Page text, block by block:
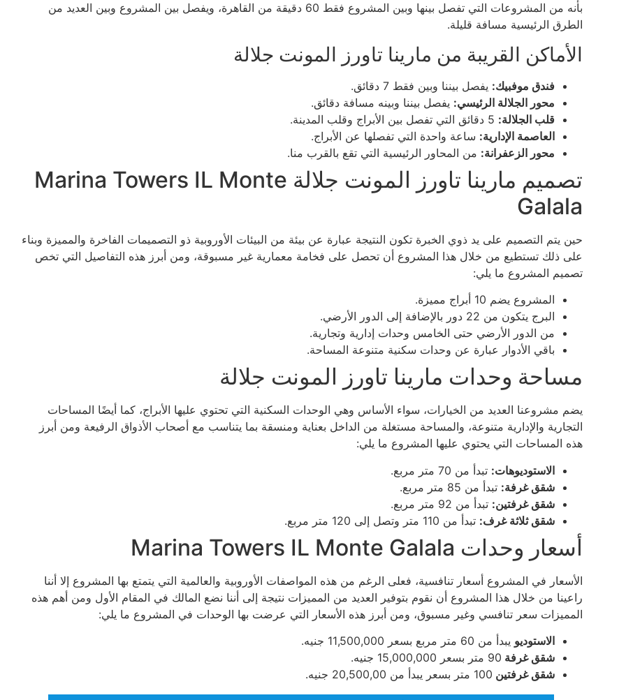
بأنه من المشروعات التي تفصل بينها وبين المشروع فقط 60 دقيقة من القاهرة، ويفصل بين المشروع وبين العديد من
الطرق الرئيسية مسافة قليلة.
الأماكن القريبة من مارينا تاورز المونت جلالة
فندق موفبيك: يفصل بيننا وبين فقط 7 دقائق.
محور الجلالة الرئيسي: يفصل بيننا وبينه مسافة دقائق.
قلب الجلالة:
العاصمة الإدارية: ساعة واحدة التي تفصلها عن الأبراج.
محور الزعفرانة: من المحاور الرئيسية التي تقع بالقرب منا.
تصميم مارينا تاورز المونت جلالة Marina Towers IL Monte
Galala
حين يتم التصميم على يد ذوي الخبرة تكون النتيجة عبارة عن بيئة من البيئات الأوروبية ذو التصميمات الفاخرة والمميزة وبناء
على ذلك تستطيع من خلال هذا المشروع أن تحصل على فخامة معمارية غير مسبوقة، ومن أبرز هذه التفاصيل التي تخص
تصميم المشروع ما يلي:
المشروع يضم 10 أبراج مميزة.
البرج يتكون من 22 دور بالإضافة إلى الدور الأرضي.
من الدور الأرضي حتى الخامس وحدات إدارية وتجارية.
باقي الأدوار عبارة عن وحدات سكنية متنوعة المساحة.
مساحة وحدات مارينا تاورز المونت جلالة
يضم مشروعنا العديد من الخيارات، سواء الأساس وهي الوحدات السكنية التي تحتوي عليها الأبراج، كما أيضًا المساحات
التجارية والإدارية متنوعة، والمساحة مستغلة من الداخل بعناية ومنسقة بما يتناسب مع أصحاب الأذواق الرفيعة ومن أبرز
هذه المساحات التي يحتوي عليها المشروع ما يلي:
الاستوديوهات: تبدأ من 70 متر مربع.
شقق غرفة: تبدأ من 85 متر مربع.
شقق غرفتين: تبدأ من 92 متر مربع.
شقق ثلاثة غرف: تبدأ من 110 متر وتصل إلى 120 متر مربع.
أسعار وحدات Marina Towers IL Monte Galala
الأسعار في المشروع أسعار تنافسية، فعلى الرغم من هذه المواصفات الأوروبية والعالمية التي يتمتع بها المشروع إلا أننا
راعينا من خلال هذا المشروع أن نقوم بتوفير العديد من المميزات نتيجة إلى أننا نضع المالك في المقام الأول ومن أهم هذه
المميزات سعر تنافسي وغير مسبوق، ومن أبرز هذه الأسعار التي عرضت بها الوحدات في المشروع ما يلي:
الاستوديو يبدأ من 60 متر مربع بسعر 11,500,000 جنيه.
شقق غرفة 90 متر بسعر 15,000,000 جنيه.
شقق غرفتين 100 متر بسعر يبدأ من 20,500,00 جنيه.